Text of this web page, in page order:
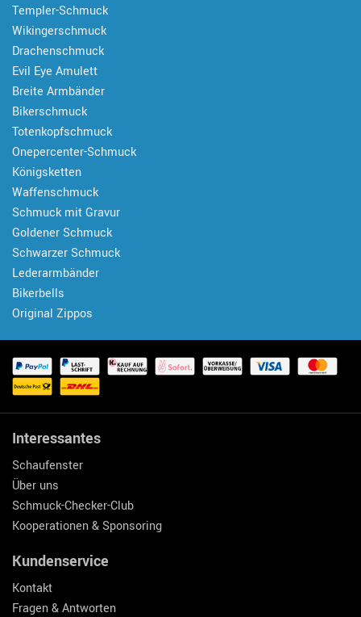
Templer-Schmuck
Wikingerschmuck
Drachenschmuck
Evil Eye Amulett
Breite Armbänder
Bikerschmuck
Totenkopfschmuck
Onepercenter-Schmuck
Königsketten
Waffenschmuck
Schmuck mit Gravur
Goldener Schmuck
Schwarzer Schmuck
Lederarmbänder
Bikerbells
Original Zippos
Interessantes
Schaufenster
Über uns
Schmuck-Checker-Club
Kooperationen & Sponsoring
Kundenservice
Kontakt
Fragen & Antworten